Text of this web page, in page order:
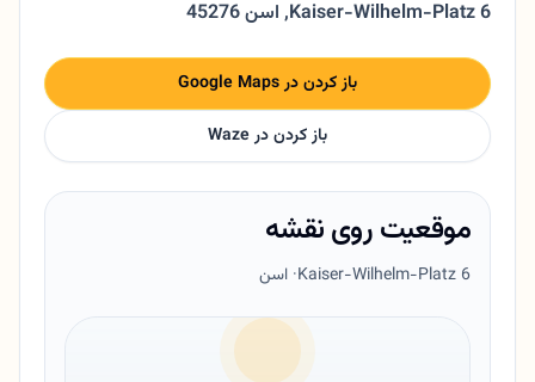
Kaiser-Wilhelm-Platz 6
, 45276 اسن
باز کردن در Google Maps
باز کردن در Waze
موقعیت روی نقشه
Kaiser-Wilhelm-Platz 6· اسن